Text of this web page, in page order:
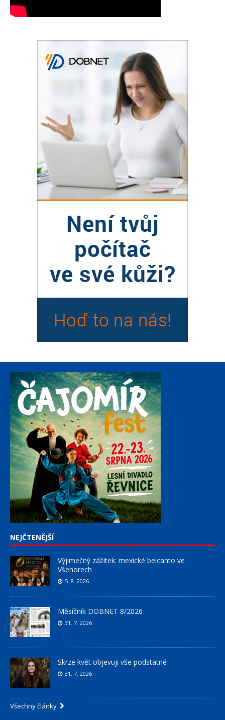
NEJČTENĚJŠÍ
Výjimečný zážitek: mexické belcanto ve
Všenorech
5. 8. 2026
Měsíčník DOBNET 8/2026
31. 7. 2026
Skrze květ objevuji vše podstatné
31. 7. 2026
Všechny články